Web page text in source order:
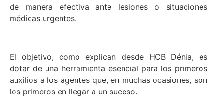
de manera efectiva ante lesiones o situaciones
médicas urgentes.
El objetivo, como explican desde HCB Dénia, es
dotar de una herramienta esencial para los primeros
auxilios a los agentes que, en muchas ocasiones, son
los primeros en llegar a un suceso.